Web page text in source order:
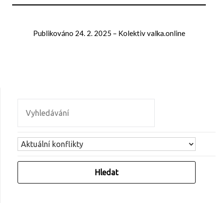
Publikováno 24. 2. 2025 – Kolektiv valka.online